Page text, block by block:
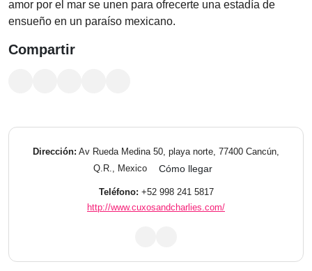
amor por el mar se unen para ofrecerte una estadía de
ensueño en un paraíso mexicano.
Compartir
Dirección: Av Rueda Medina 50, playa norte, 77400 Cancún,
Q.R., Mexico
Cómo llegar
Teléfono: +52 998 241 5817
http://www.cuxosandcharlies.com/